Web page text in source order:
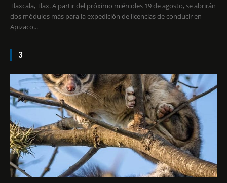
Tlaxcala, Tlax. A partir del próximo miércoles 19 de agosto, se abrirán
dos módulos más para la expedición de licencias de conducir en
Apizaco...
3